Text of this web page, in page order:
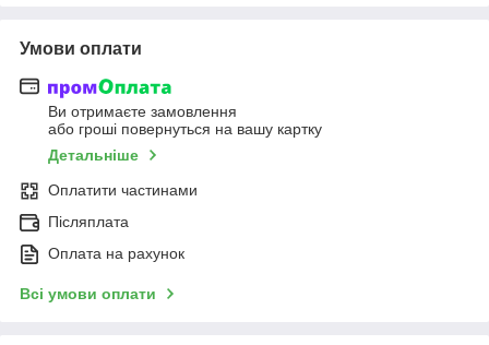
Умови оплати
Ви отримаєте замовлення
або гроші повернуться на вашу картку
Детальніше
Оплатити частинами
Післяплата
Оплата на рахунок
Всі умови оплати